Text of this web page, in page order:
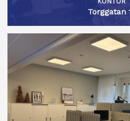
Torggatan